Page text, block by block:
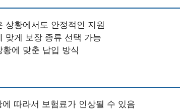
상황에서도 안정적인 지원
맞게 보장 종류 선택 가능
황에 맞춘 납입 방식
에 따라서 보험료가 인상될 수 있음